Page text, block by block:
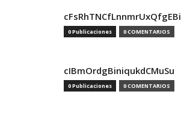
cFsRhTNCfLnnmrUxQfgEBi
0 Publicaciones 0 COMENTARIOS
cIBmOrdgBiniqukdCMuSu
0 Publicaciones 0 COMENTARIOS